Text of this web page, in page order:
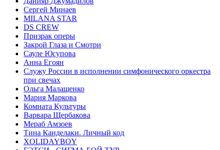
Сергей Минаев
MILANA STAR
DS CREW
Призрак оперы
Закрой Глаза и Смотри
Сауле Юсупова
Анна Егоян
Служу России в исполнении симфонического оркестра
при свечах
Ольга Малащенко
Мария Маркова
Комната Культуры
Варвара Щербакова
Мераб Амзоев
Тина Канделаки. Личный код
XOLIDAYBOY